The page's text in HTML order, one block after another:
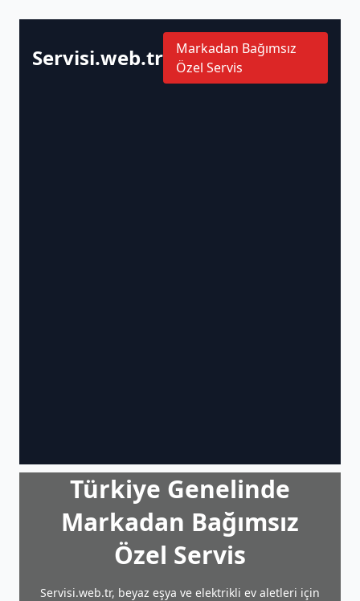
Servisi.web.tr
Markadan Bağımsız
Özel Servis
Türkiye Genelinde
Markadan Bağımsız
Özel Servis
Servisi.web.tr, beyaz eşya ve elektrikli ev aletleri için